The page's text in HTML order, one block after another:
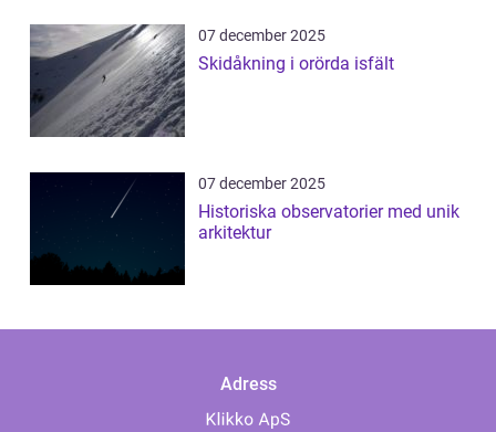
07 december 2025
Skidåkning i orörda isfält
07 december 2025
Historiska observatorier med unik
arkitektur
Adress